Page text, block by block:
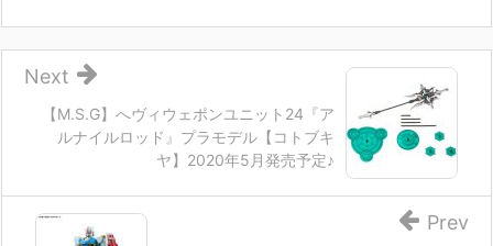
【M.S.G】へヴィウェポンユニット24『ア
ルナイルロッド』プラモデル【コトブキ
ヤ】2020年5月発売予定♪
Next
Prev